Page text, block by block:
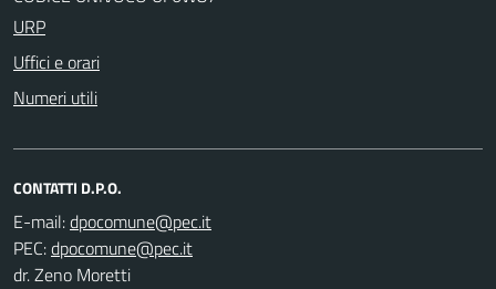
URP
Uffici e orari
Numeri utili
CONTATTI D.P.O.
E-mail:
PEC:
dr. Zeno Moretti